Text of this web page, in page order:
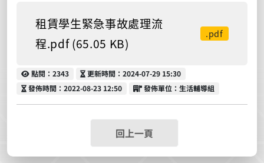
租賃學生緊急事故處理流
程.pdf (65.05 KB)
.pdf
點閱
點閱：2343 更新時間
更新時間：2024-07-29 15:30
發佈時間
發佈時間：2022-08-23 12:50 發佈單位
發佈單位：生活輔導組
回上一頁